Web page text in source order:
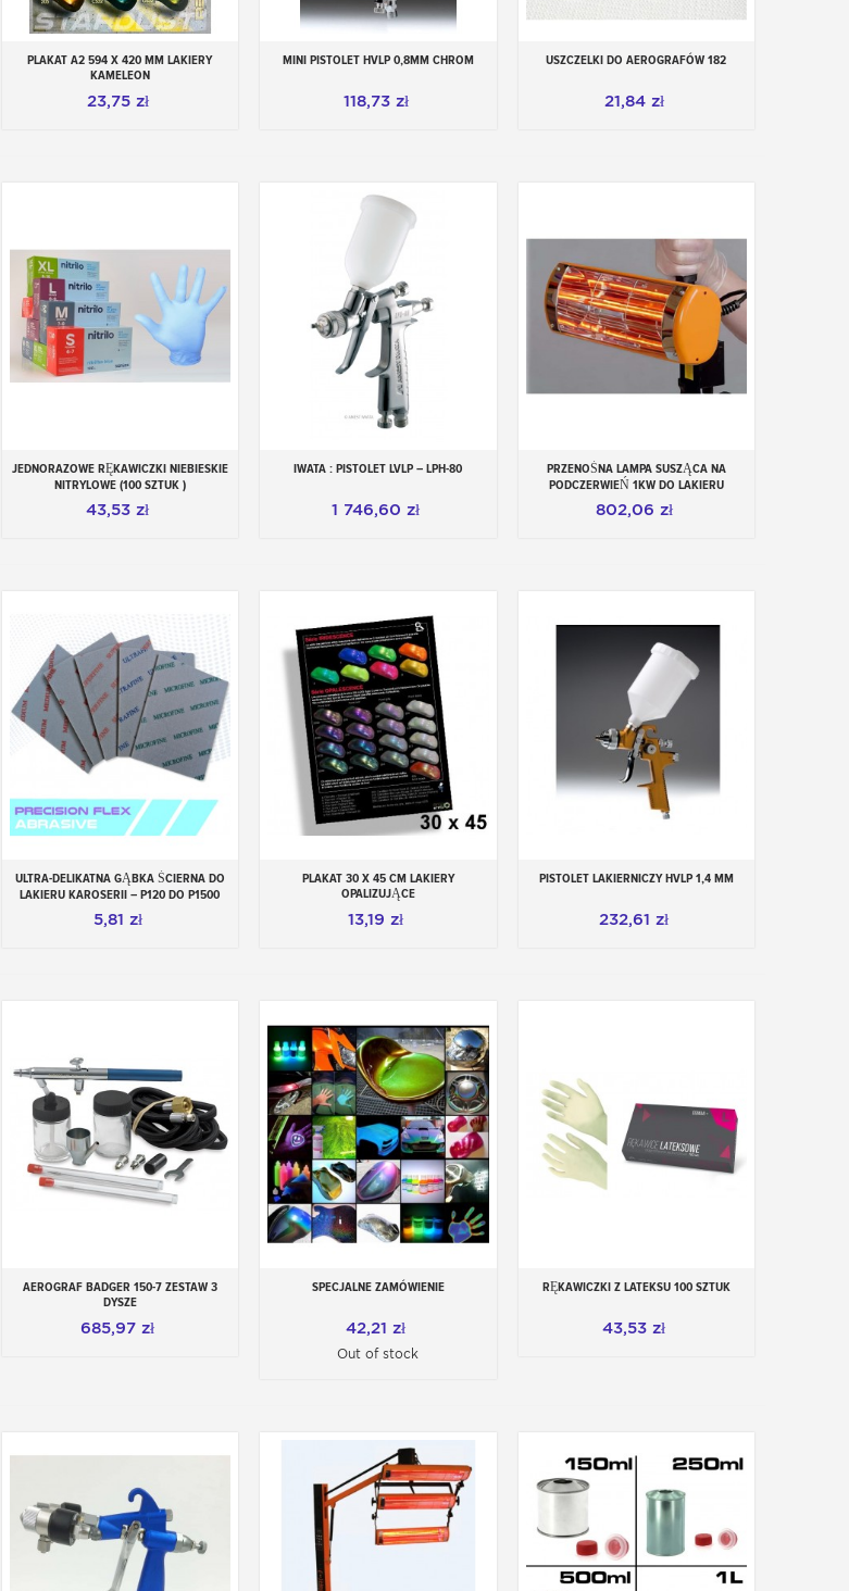
Ochraniaczeto trwałe lub jednorazowe wyposażenie, przeznaczone dla użytkownika malarza do
malowania, które służą do maskowania, ukrywania i rezerwowania.
Dodaj do koszyka
PLAKAT A2 594 X 420 MM LAKIERY
KAMELEON
23,75 zł
Dodaj do koszyka
MINI PISTOLET HVLP 0,8MM CHROM
118,73 zł
USZCZELKI DO AEROGRAFÓW 182
21,84 zł
Dodaj do koszyka
JEDNORAZOWE RĘKAWICZKI NIEBIESKIE
NITRYLOWE (100 SZTUK )
43,53 zł
Dodaj do koszyka
IWATA : PISTOLET LVLP – LPH-80
1 746,60 zł
Dodaj do koszyka
PRZENOŚNA LAMPA SUSZĄCA NA
PODCZERWIEŃ 1KW DO LAKIERU
KAROSERII
802,06 zł
Dodaj do koszyka
ULTRA-DELIKATNA GĄBKA ŚCIERNA DO
LAKIERU KAROSERII – P120 DO P1500
5,81 zł
PLAKAT 30 X 45 CM LAKIERY
OPALIZUJĄCE
13,19 zł
Dodaj do koszyka
PISTOLET LAKIERNICZY HVLP 1,4 MM
232,61 zł
Dodaj do koszyka
AEROGRAF BADGER 150-7 ZESTAW 3
DYSZE
685,97 zł
View
SPECJALNE ZAMÓWIENIE
42,21 zł
Out of stock
Dodaj do koszyka
RĘKAWICZKI Z LATEKSU 100 SZTUK
43,53 zł